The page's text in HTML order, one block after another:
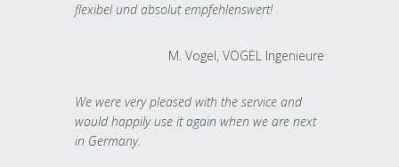
flexibel und absolut empfehlenswert!
M. Vogel, VOGEL Ingenieure
We were very pleased with the service and
would happily use it again when we are next
in Germany.